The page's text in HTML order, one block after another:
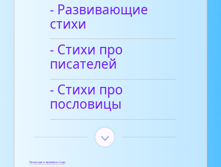
- Развивающие
стихи
- Стихи про
писателей
- Стихи про
пословицы
Природа и времена года